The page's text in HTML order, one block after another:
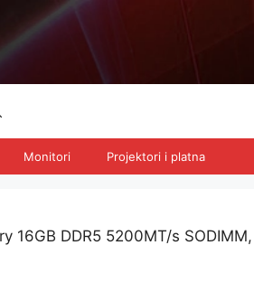
Monitori Projektori i platna
16GB DDR5 5200MT/s